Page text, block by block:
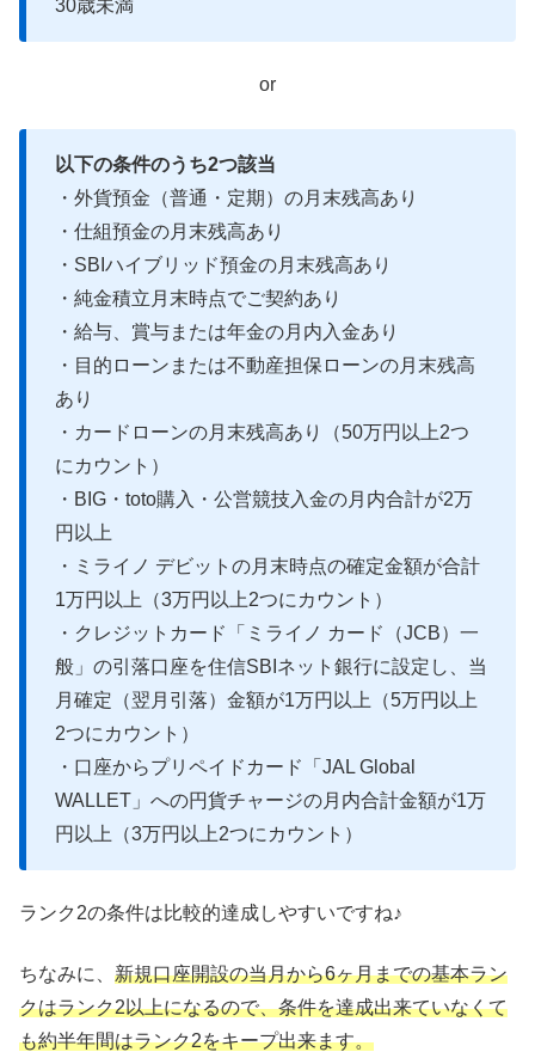
30歳未満
or
以下の条件のうち2つ該当
・外貨預金（普通・定期）の月末残高あり
・仕組預金の月末残高あり
・SBIハイブリッド預金の月末残高あり
・純金積立月末時点でご契約あり
・給与、賞与または年金の月内入金あり
・目的ローンまたは不動産担保ローンの月末残高
あり
・カードローンの月末残高あり（50万円以上2つ
にカウント）
・BIG・toto購入・公営競技入金の月内合計が2万
円以上
・ミライノ デビットの月末時点の確定金額が合計
1万円以上（3万円以上2つにカウント）
・クレジットカード「ミライノ カード（JCB）一
般」の引落口座を住信SBIネット銀行に設定し、当
月確定（翌月引落）金額が1万円以上（5万円以上
2つにカウント）
・口座からプリペイドカード「JAL Global
WALLET」への円貨チャージの月内合計金額が1万
円以上（3万円以上2つにカウント）
ランク2の条件は比較的達成しやすいですね♪
ちなみに、 新規口座開設の当月から6ヶ月までの基本ラン
クはランク2以上になるので、条件を達成出来ていなくて
も約半年間はランク2をキープ出来ます。